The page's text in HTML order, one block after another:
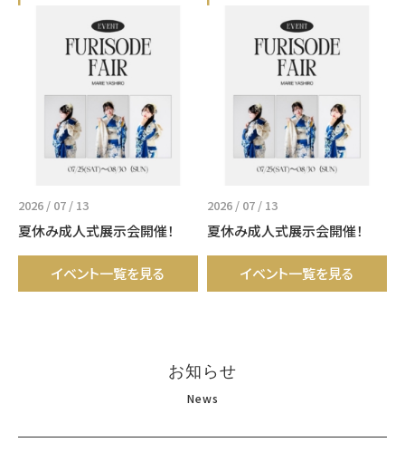
2026 / 07 / 13
夏休み成人式展示会開催！
イベント一覧を見る
2026 / 07 / 13
夏休み成人式展示会開催！
イベント一覧を見る
お知らせ
News